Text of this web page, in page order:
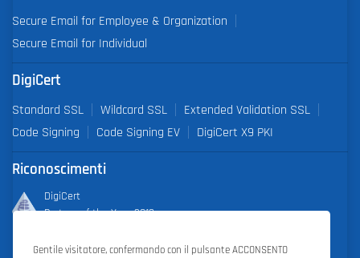
Secure Email for Employee & Organization
Secure Email for Individual
DigiCert
Standard SSL Wildcard SSL
Extended Validation SSL
Code Signing
Code Signing EV DigiCert X9 PKI
Riconoscimenti
DigiCert
Partner of the Year 2019
Outstanding Sales Performance Award 2018, 2019, 2020, 2021,
Gentile visitatore, confermando con il pulsante ACCONSENTO